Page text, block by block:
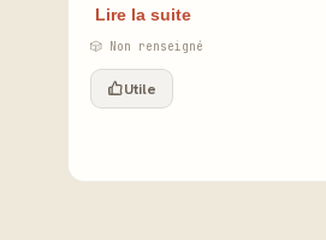
Lire la suite
🎲 Non renseigné
Utile